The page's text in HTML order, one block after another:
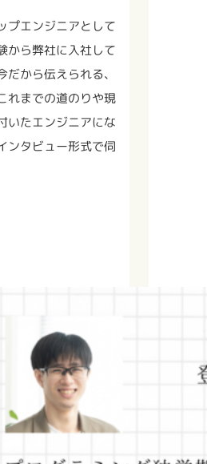
プエンジニアとして
から弊社に入社して
から伝えられる、
れまでの道のりや現
いたエンジニアにな
ンタビュー形式で伺